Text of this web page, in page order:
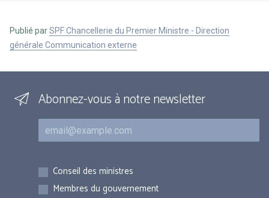
Publié parSPF Chancellerie du Premier Ministre - Direction
générale Communication externe
Abonnez-vous à notre newsletter
Courriel
Inscriptions
Conseil des ministres
Membres du gouvernement